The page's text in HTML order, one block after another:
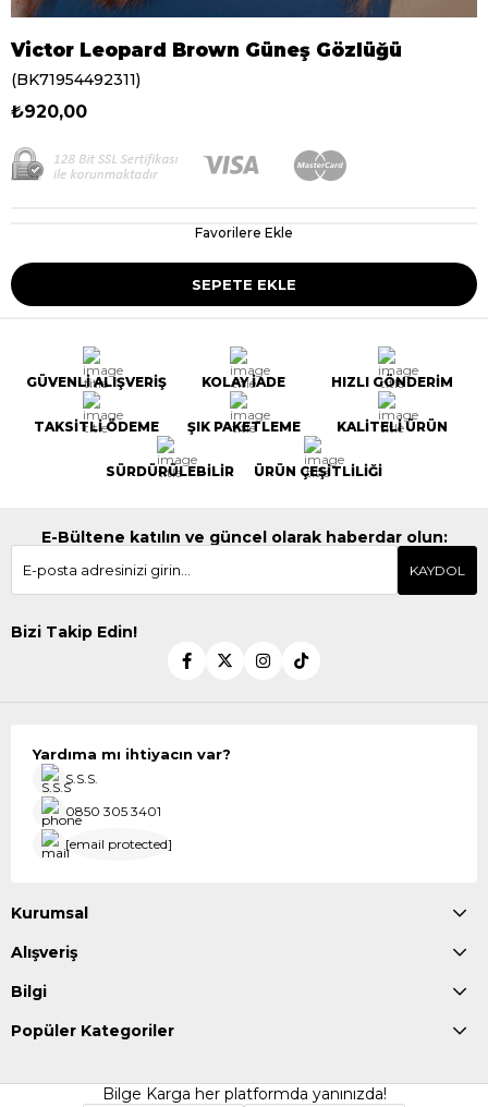
Victor Leopard Brown Güneş Gözlüğü
(BK71954492311)
₺920,00
Favorilere Ekle
GÜVENLİ ALIŞVERİŞ KOLAY İADE HIZLI GÖNDERİM
TAKSİTLİ ÖDEME ŞIK PAKETLEME KALİTELİ ÜRÜN
SÜRDÜRÜLEBİLİR ÜRÜN ÇEŞİTLİLİĞİ
E-Bültene katılın ve güncel olarak haberdar olun:
KAYDOL
Bizi Takip Edin!
Yardıma mı ihtiyacın var?
S.S.S.
0850 305 3401
[email protected]
Kurumsal
Alışveriş
Bilgi
Popüler Kategoriler
Bilge Karga her platformda yanınızda!